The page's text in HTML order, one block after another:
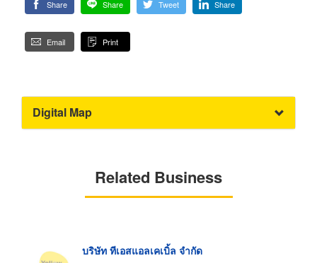
Share Share Tweet Share
Email Print
Digital Map
Related Business
บริษัท ทีเอสแอลเคเบิ้ล จำกัด